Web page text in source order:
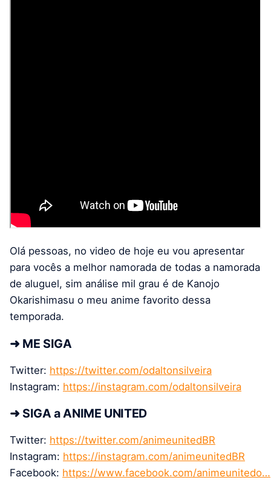
Olá pessoas, no video de hoje eu vou apresentar
para vocês a melhor namorada de todas a namorada
de aluguel, sim análise mil grau é de Kanojo
Okarishimasu o meu anime favorito dessa
temporada.
➜ ME SIGA
Twitter: https://twitter.com/odaltonsilveira
Instagram: https://instagram.com/odaltonsilveira
➜ SIGA a ANIME UNITED
Twitter: https://twitter.com/animeunitedBR
Instagram: https://instagram.com/animeunitedBR
Facebook: https://www.facebook.com/animeunitedo…